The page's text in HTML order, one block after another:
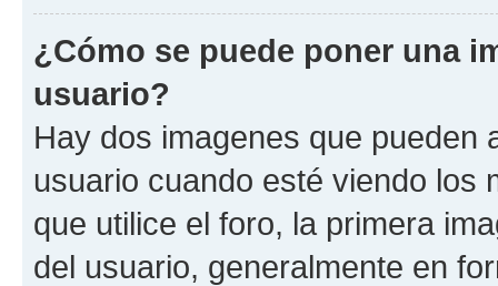
¿Cómo se puede poner una
usuario?
Hay dos imagenes que pueden
usuario cuando esté viendo los
que utilice el foro, la primera
del usuario, generalmente en